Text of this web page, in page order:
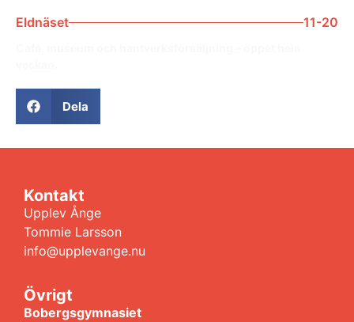
Eldnäset 11-20
Dela
Kontakt
Upplev Ånge
Tommie Larsson
info@upplevange.nu
Övrigt
Bobergsgymnasiet